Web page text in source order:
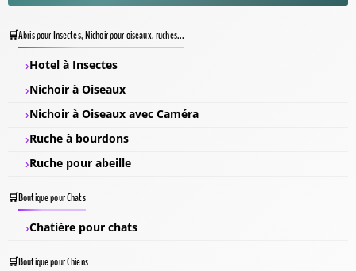
Abris pour Insectes, Nichoir pour oiseaux, ruches...
Hotel à Insectes
Nichoir à Oiseaux
Nichoir à Oiseaux avec Caméra
Ruche à bourdons
Ruche pour abeille
Boutique pour Chats
Chatière pour chats
Boutique pour Chiens